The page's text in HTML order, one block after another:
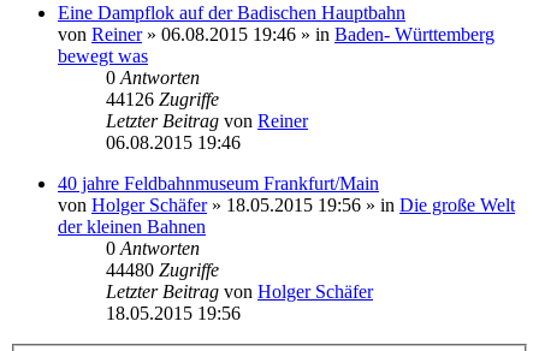
Eine Dampflok auf der Badischen Hauptbahn
von Reiner» 06.08.2015 19:46 » in Baden- Württemberg
bewegt was
0 Antworten
44126 Zugriffe
Letzter Beitrag von Reiner
06.08.2015 19:46
40 jahre Feldbahnmuseum Frankfurt/Main
von Holger Schäfer» 18.05.2015 19:56 » in Die große Welt
der kleinen Bahnen
0 Antworten
44480 Zugriffe
Letzter Beitrag von Holger Schäfer
18.05.2015 19:56